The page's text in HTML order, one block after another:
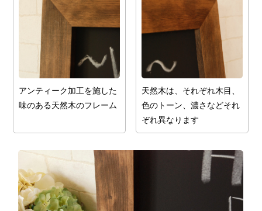
アンティーク加工を施した
味のある天然木のフレーム
天然木は、それぞれ木目、
色のトーン、濃さなどそれ
ぞれ異なります